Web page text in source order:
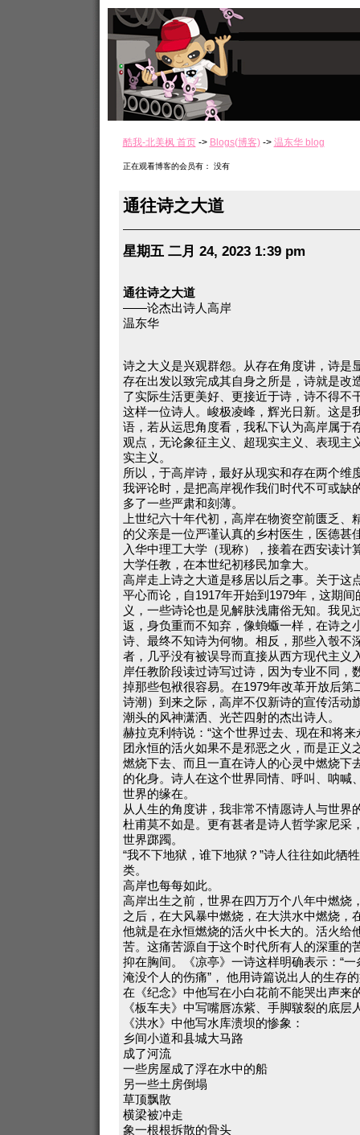
酷我-北美枫 首页-> Blogs(博客)-> 温东华 blog
正在观看博客的会员有： 没有
通往诗之大道
星期五 二月 24, 2023 1:39 pm
通往诗之大道
——论杰出诗人高岸
温东华
诗之大义是兴观群怨。从存在角度讲，诗是
存在出发以致完成其自身之所是，诗就是改
了实际生活更美好、更接近于诗，诗不得不
这样一位诗人。峻极凌峰，辉光日新。这是
语，若从运思角度看，我私下认为高岸属于
观点，无论象征主义、超现实主义、表现主
实主义。
所以，于高岸诗，最好从现实和存在两个维
我评论时，是把高岸视作我们时代不可或缺
多了一些严肃和刻薄。
上世纪六十年代初，高岸在物资空前匮乏、
的父亲是一位严谨认真的乡村医生，医德甚
入华中理工大学（现称），接着在西安读计
大学任教，在本世纪初移民加拿大。
高岸走上诗之大道是移居以后之事。关于这
平心而论，自1917年开始到1979年，这期
义，一些诗论也是见解肤浅庸俗无知。我见
返，身负重而不知弃，像蝜蝂一样，在诗之
诗、最终不知诗为何物。相反，那些入彀不
者，几乎没有被误导而直接从西方现代主义
岸任教阶段读过诗写过诗，因为专业不同，
掉那些包袱很容易。在1979年改革开放后第
诗潮）到来之际，高岸不仅新诗的宣传活动
潮头的风神潇洒、光芒四射的杰出诗人。
赫拉克利特说：“这个世界过去、现在和将
团永恒的活火如果不是邪恶之火，而是正义
燃烧下去、而且一直在诗人的心灵中燃烧下
的化身。诗人在这个世界同情、呼叫、呐喊
世界的缘在。
从人生的角度讲，我非常不情愿诗人与世界
杜甫莫不如是。更有甚者是诗人哲学家尼采
世界踯躅。
“我不下地狱，谁下地狱？”诗人往往如此牺
类。
高岸也每每如此。
高岸出生之前，世界在四万万个八年中燃烧
之后，在大风暴中燃烧，在大洪水中燃烧，
他就是在永恒燃烧的活火中长大的。活火给
苦。这痛苦源自于这个时代所有人的深重的
抑在胸间。《凉亭》一诗这样明确表示：“
淹没个人的伤痛”， 他用诗篇说出人的生存
在《纪念》中他写在小白花前不能哭出声来
《板车夫》中写嘴唇冻紫、手脚皲裂的底层
《洪水》中他写水库溃坝的惨象：
乡间小道和县城大马路
成了河流
一些房屋成了浮在水中的船
另一些土房倒塌
草顶飘散
横梁被冲走
象一根根拆散的骨头